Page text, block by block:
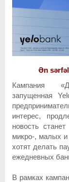
Ən
Кампания
запущенная
интерес,
новость
микро-, малых и
хотят делать
ежедневных
В рамках